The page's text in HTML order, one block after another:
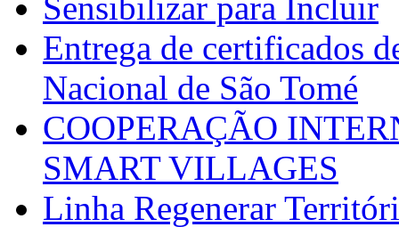
Sensibilizar para Incluir
Entrega de certificados
Nacional de São Tomé
COOPERAÇÃO
SMART VILLAGES
Linha Regenerar